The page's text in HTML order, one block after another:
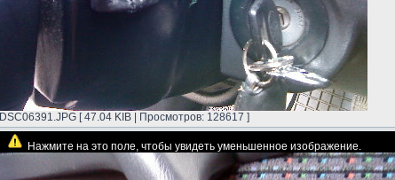
DSC06391.JPG [ 47.04 KIB | Просмотров: 128617 ]
Нажмите на это поле, чтобы увидеть уменьшенное изображение.